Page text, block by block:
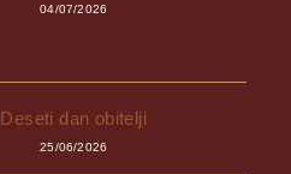
04/07/2026
Deseti dan obitelji
25/06/2026